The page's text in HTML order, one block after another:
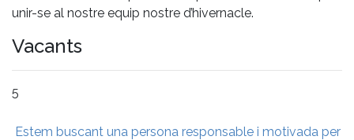
unir-se al nostre equip nostre d’hivernacle.
Vacants
5
Estem buscant una persona responsable i motivada per